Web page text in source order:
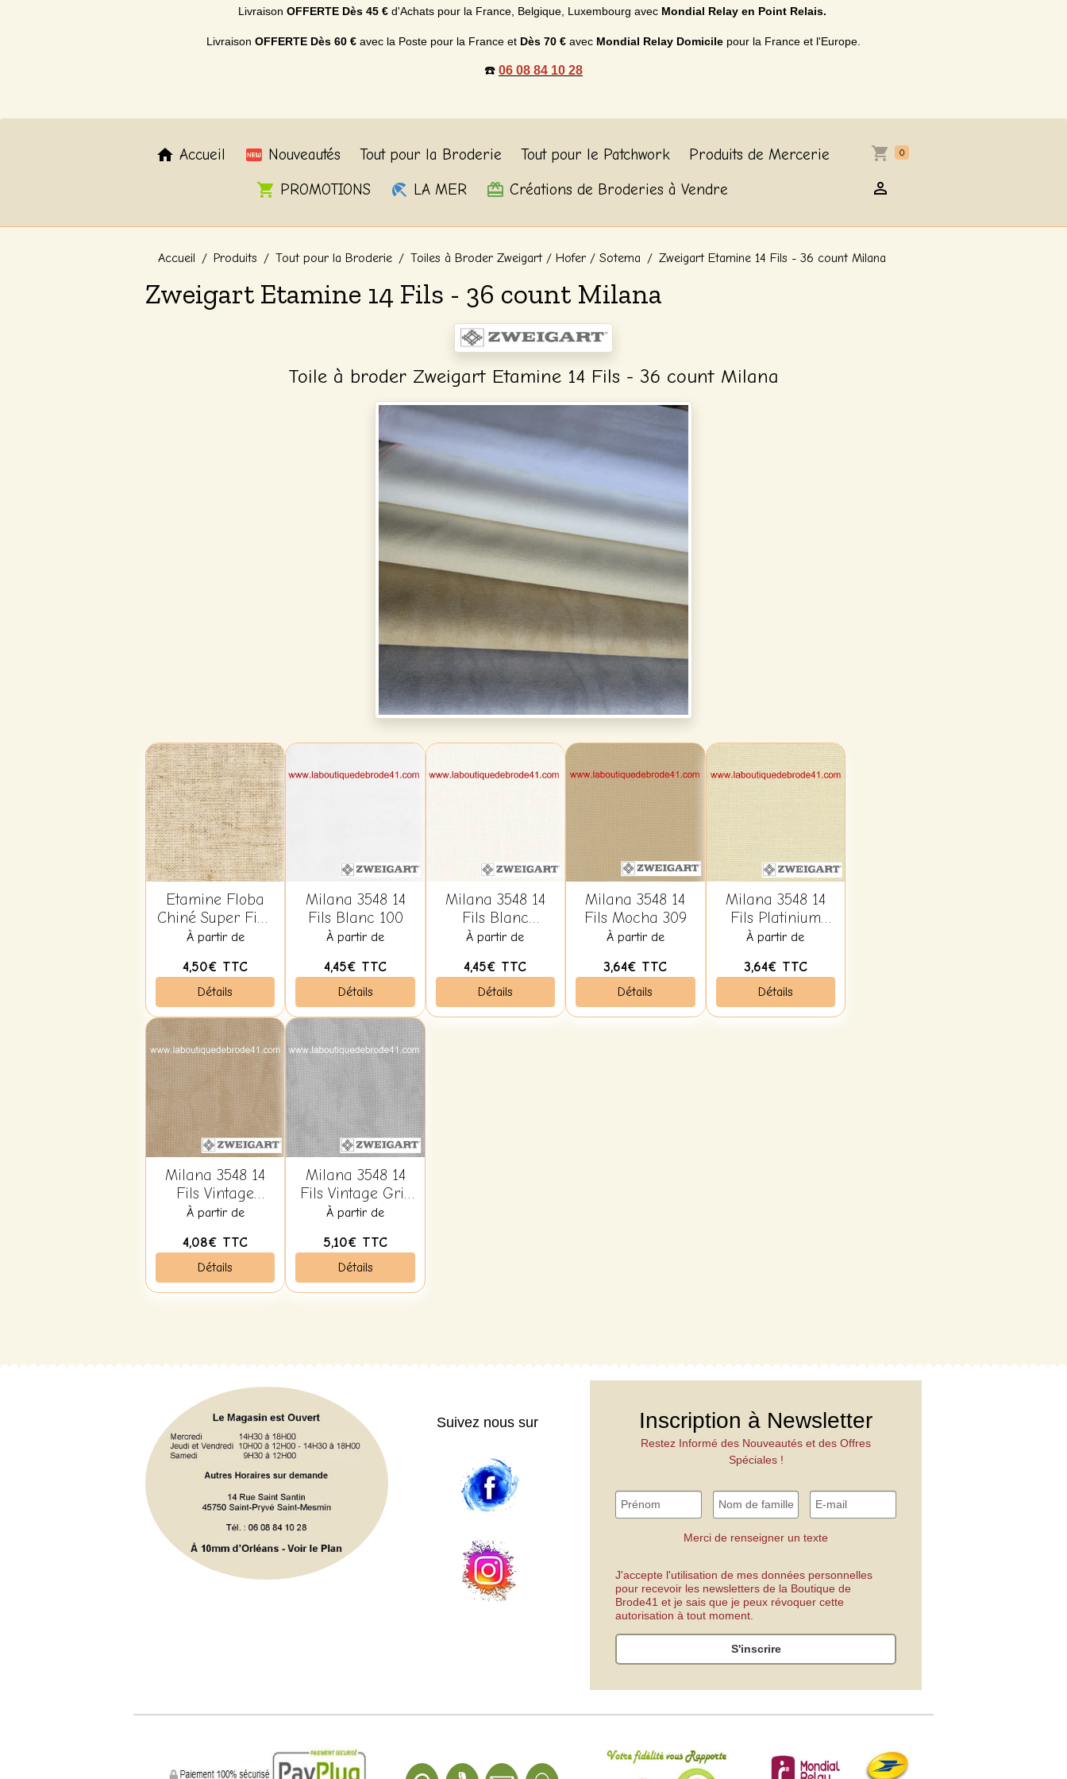
Livraison OFFERTE Dès 45 €d'Achats pour la France, Belgique, Luxembourg avec Mondial Relay en Point Relais.
Livraison OFFERTE Dès 60 € avec la Poste pour la France et Dès 70 € avec Mondial Relay Domicile pour la France et l'Europe.
☎️ 06 08 84 10 28
Accueil Nouveautés Tout pour la Broderie Tout pour le Patchwork
Produits de Mercerie
PROMOTIONS
LA MER Créations de Broderies à Vendre
0
Accueil Produits Tout pour la Broderie Toiles à Broder Zweigart / Hofer / Sotema Zweigart Etamine 14 Fils - 36 count Milana
Zweigart Etamine 14 Fils - 36 count Milana
Toile à broder Zweigart Etamine 14 Fils - 36 count Milana
Etamine Floba
Chiné Super Fine
3452 14 Fils 53
À partir de
4,50€ TTC
Détails
Milana 3548 14
Fils Blanc 100
À partir de
4,45€ TTC
Détails
Milana 3548 14
Fils Blanc
Antique 101
À partir de
4,45€ TTC
Détails
Milana 3548 14
Fils Mocha 309
À partir de
3,64€ TTC
Détails
Milana 3548 14
Fils Platinium
(Sable) 770
À partir de
3,64€ TTC
Détails
Milana 3548 14
Fils Vintage
Country Mocha
À partir de
4,08€ TTC
Détails
Milana 3548 14
Fils Vintage Gris
Foncé 7729
À partir de
5,10€ TTC
Détails
Suivez nous sur Inscription à Newsletter
Restez Informé des Nouveautés et des Offres
Spéciales !
Merci de renseigner un texte
J'accepte l'utilisation de mes données personnelles
pour recevoir les newsletters de la Boutique de
Brode41 et je sais que je peux révoquer cette
autorisation à tout moment.
S'inscrire